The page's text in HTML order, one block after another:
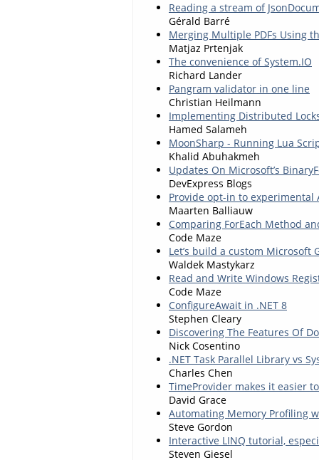
Reading a stream of
Gérald Barré
Merging Multiple PDFs Using
Matjaz Prtenjak
The convenience of System.IO
Richard Lander
Pangram validator in one line
Christian Heilmann
Implementing Distributed
Hamed Salameh
MoonSharp - Running Lua
Khalid Abuhakmeh
Updates On Microsoft’s
DevExpress Blogs
Provide opt-in to experimental
Maarten Balliauw
Comparing ForEach Method
Code Maze
Let’s build a custom Microsoft
Waldek Mastykarz
Read and Write Windows
Code Maze
ConfigureAwait in .NET 8
Stephen Cleary
Discovering The Features Of
Nick Cosentino
.NET Task Parallel Library vs
Charles Chen
TimeProvider makes it easier
David Grace
Automating Memory Profiling
Steve Gordon
Interactive LINQ tutorial,
Steven Giesel